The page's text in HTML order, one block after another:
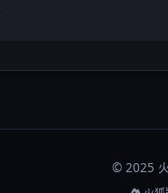
© 2025